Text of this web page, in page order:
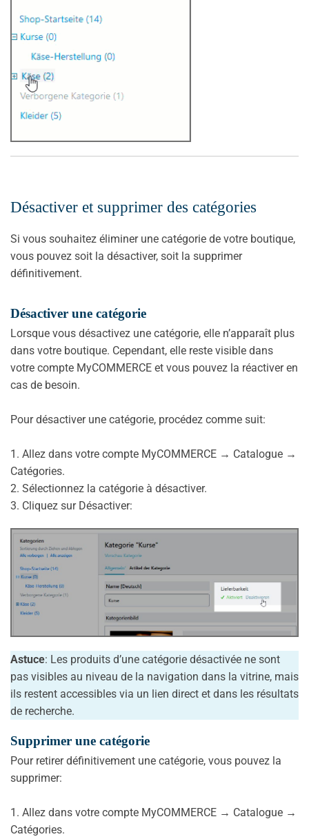
Désactiver et supprimer des catégories
Si vous souhaitez éliminer une catégorie de votre boutique,
vous pouvez soit la désactiver, soit la supprimer
définitivement.
Désactiver une catégorie
Lorsque vous désactivez une catégorie, elle n’apparaît plus
dans votre boutique. Cependant, elle reste visible dans
votre compte MyCOMMERCE et vous pouvez la réactiver en
cas de besoin.
Pour désactiver une catégorie, procédez comme suit:
1. Allez dans votre compte MyCOMMERCE → Catalogue →
Catégories.
2. Sélectionnez la catégorie à désactiver.
3. Cliquez sur Désactiver:
Astuce: Les produits d’une catégorie désactivée ne sont
pas visibles au niveau de la navigation dans la vitrine, mais
ils restent accessibles via un lien direct et dans les résultats
de recherche.
Supprimer une catégorie
Pour retirer définitivement une catégorie, vous pouvez la
supprimer:
1. Allez dans votre compte MyCOMMERCE → Catalogue →
Catégories.